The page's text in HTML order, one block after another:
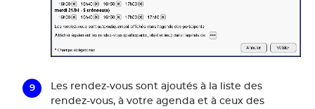
Les rendez-vous sont ajoutés à la liste des
rendez-vous, à votre agenda et à ceux des